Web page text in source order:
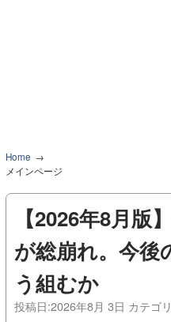
Home
メインページ
【2026年8月版
が総崩れ。今後
う組むか
投稿日:2026年8月 3日 カテゴ